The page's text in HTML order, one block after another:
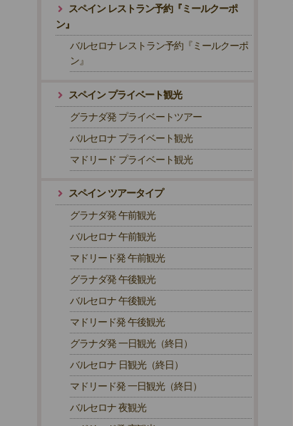
スペイン レストラン予約『ミールクーポ
ン』
バルセロナ レストラン予約『ミールクーポ
ン』
スペイン プライベート観光
グラナダ発 プライベートツアー
バルセロナ プライベート観光
マドリード プライベート観光
スペイン ツアータイプ
グラナダ発 午前観光
バルセロナ 午前観光
マドリード発 午前観光
グラナダ発 午後観光
バルセロナ 午後観光
マドリード発 午後観光
グラナダ発 一日観光（終日）
バルセロナ 日観光（終日）
マドリード発 一日観光（終日）
バルセロナ 夜観光